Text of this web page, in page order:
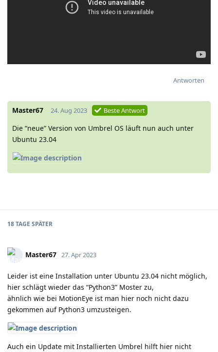
Antworten
Master67 24. Aug 2023 Beste Antwort
Die “neue” Version von Umbrel OS läuft nun auch unter
Ubuntu 23.04
18 TAGE SPÄTER
Master67 27. Apr 2023
Leider ist eine Installation unter Ubuntu 23.04 nicht möglich,
hier schlägt wieder das “Python3” Moster zu,
ähnlich wie bei MotionEye ist man hier noch nicht dazu
gekommen auf Python3 umzusteigen.
Auch ein Update mit Installierten Umbrel hilft hier nicht